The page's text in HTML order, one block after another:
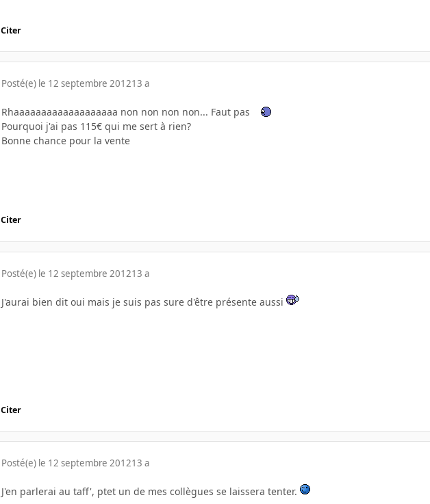
Citer
Posté(e) le 12 septembre 201213 a
Rhaaaaaaaaaaaaaaaaaaa non non non non... Faut pas
Pourquoi j'ai pas 115€ qui me sert à rien?
Bonne chance pour la vente
Citer
Posté(e) le 12 septembre 201213 a
J'aurai bien dit oui mais je suis pas sure d'être présente aussi
Citer
Posté(e) le 12 septembre 201213 a
J'en parlerai au taff', ptet un de mes collègues se laissera tenter.